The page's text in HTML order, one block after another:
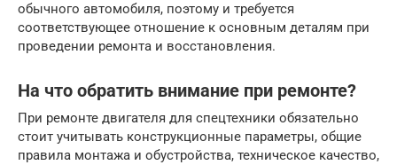
обычного автомобиля, поэтому и требуется
соответствующее отношение к основным деталям при
проведении ремонта и восстановления.
На что обратить внимание при ремонте?
При ремонте двигателя для спецтехники обязательно
стоит учитывать конструкционные параметры, общие
правила монтажа и обустройства, техническое качество,